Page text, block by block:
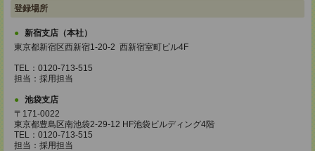
登録場所
新宿支店（本社）
東京都新宿区西新宿1-20-2 西新宿室町ビル4F
TEL：0120-713-515
担当：採用担当
池袋支店
〒171-0022
東京都豊島区南池袋2-29-12 HF池袋ビルディング4階
TEL：0120-713-515
担当：採用担当